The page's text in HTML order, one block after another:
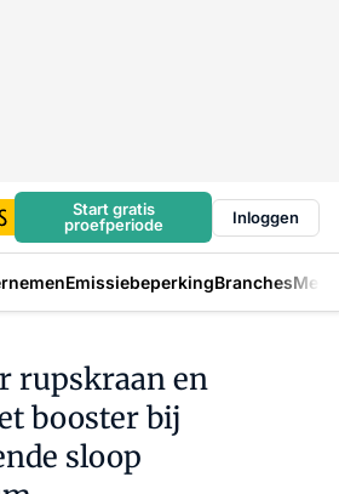
Start gratis
proefperiode
Inloggen
EmissiebeperkingBranches
rupskraan en
booster bij
sloop